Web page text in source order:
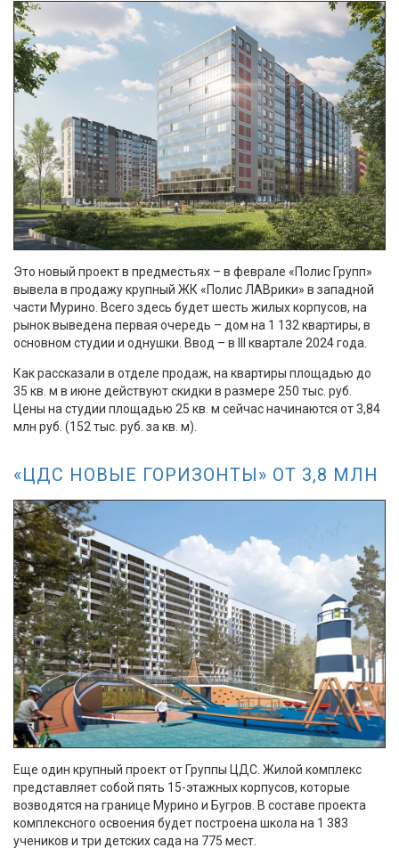
Это новый проект в предместьях – в феврале «Полис Групп»
вывела в продажу крупный ЖК «Полис ЛАВрики» в западной
части Мурино. Всего здесь будет шесть жилых корпусов, на
рынок выведена первая очередь – дом на 1 132 квартиры, в
основном студии и однушки. Ввод – в III квартале 2024 года.
Как рассказали в отделе продаж, на квартиры площадью до
35 кв. м в июне действуют скидки в размере 250 тыс. руб.
Цены на студии площадью 25 кв. м сейчас начинаются от 3,84
млн руб. (152 тыс. руб. за кв. м).
«ЦДС НОВЫЕ ГОРИЗОНТЫ» ОТ 3,8 МЛН
Еще один крупный проект от Группы ЦДС. Жилой комплекс
представляет собой пять 15-этажных корпусов, которые
возводятся на границе Мурино и Бугров. В составе проекта
комплексного освоения будет построена школа на 1 383
учеников и три детских сада на 775 мест.